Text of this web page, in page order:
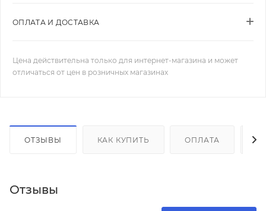
ОПЛАТА И ДОСТАВКА
Цена действительна только для интернет-магазина и может
отличаться от цен в розничных магазинах
ОТЗЫВЫ КАК КУПИТЬ ОПЛАТА
Отзывы